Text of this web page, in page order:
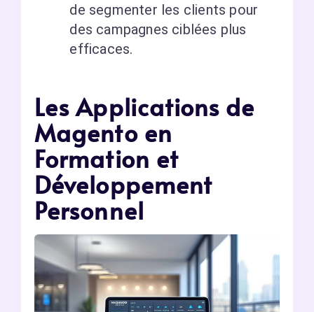
de segmenter les clients pour
des campagnes ciblées plus
efficaces.
Les Applications de
Magento en
Formation et
Développement
Personnel